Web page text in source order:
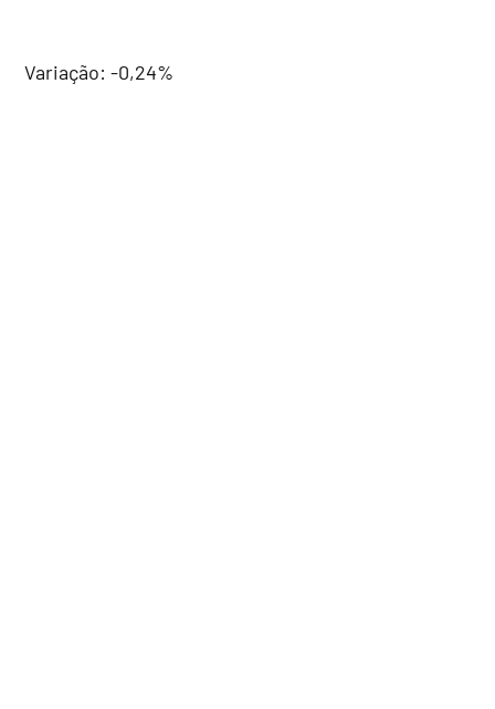
Variação: -0,24%